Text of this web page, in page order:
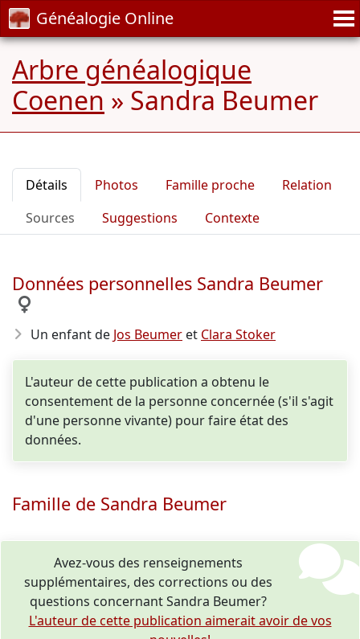
Généalogie Online
Arbre généalogique
Coenen » Sandra Beumer
Détails Photos Famille proche
Relation
Sources
Suggestions Contexte
Données personnelles Sandra Beumer
Un enfant de Jos Beumer et Clara Stoker
L'auteur de cette publication a obtenu le
consentement de la personne concernée (s'il s'agit
d'une personne vivante) pour faire état des
données.
Famille de Sandra Beumer
Avez-vous des renseignements
supplémentaires, des corrections ou des
questions concernant Sandra Beumer?
L'auteur de cette publication aimerait avoir de vos